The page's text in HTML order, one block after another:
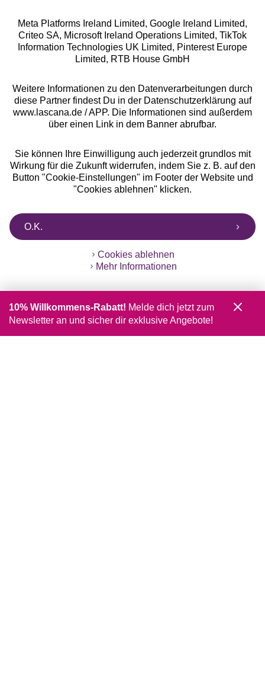
Alle Preise inkl. MwSt., zzgl.
Versandkosten
** Bonität vorausgesetzt, berechtigt zur Bonitätsprüfung
Meta Platforms Ireland Limited, Google Ireland Limited,
Criteo SA, Microsoft Ireland Operations Limited, TikTok
Information Technologies UK Limited, Pinterest Europe
Limited, RTB House GmbH
Weitere Informationen zu den Datenverarbeitungen durch
diese Partner findest Du in der Datenschutzerklärung auf
www.lascana.de / APP. Die Informationen sind außerdem
über einen Link in dem Banner abrufbar.
Sie können Ihre Einwilligung auch jederzeit grundlos mit
Wirkung für die Zukunft widerrufen, indem Sie z. B. auf den
Button "Cookie-Einstellungen" im Footer der Website und
"Cookies ablehnen" klicken.
O.K.
Cookies ablehnen
Mehr Informationen
10% Willkommens-Rabatt! Melde dich jetzt zum
Newsletter an und sicher dir exklusive Angebote!